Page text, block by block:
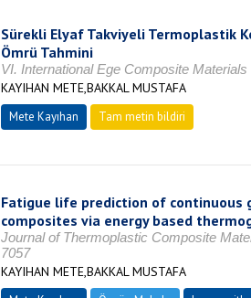
Sürekli Elyaf Takviyeli Termoplastik
Ömrü Tahmini
VI. International Ege Composite
KAYIHAN METE,BAKKAL MUSTAFA
Mete Kayıhan Tam metin bildiri
Fatigue life prediction of
composites via energy based
Journal of Thermoplastic Composite
7057
KAYIHAN METE,BAKKAL MUSTAFA